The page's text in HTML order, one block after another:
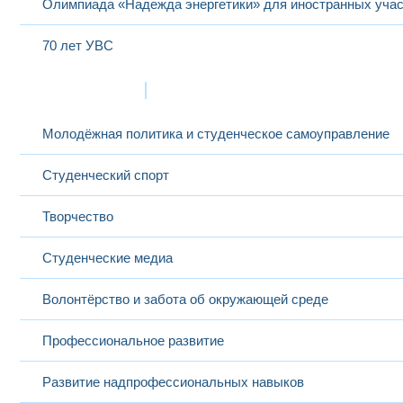
Олимпиада «Надежда энергетики» для иностранных
70 лет УВС
Молодёжная политика и студенческое самоуправление
Студенческий спорт
Творчество
Студенческие медиа
Волонтёрство и забота об окружающей среде
Профессиональное развитие
Развитие надпрофессиональных навыков